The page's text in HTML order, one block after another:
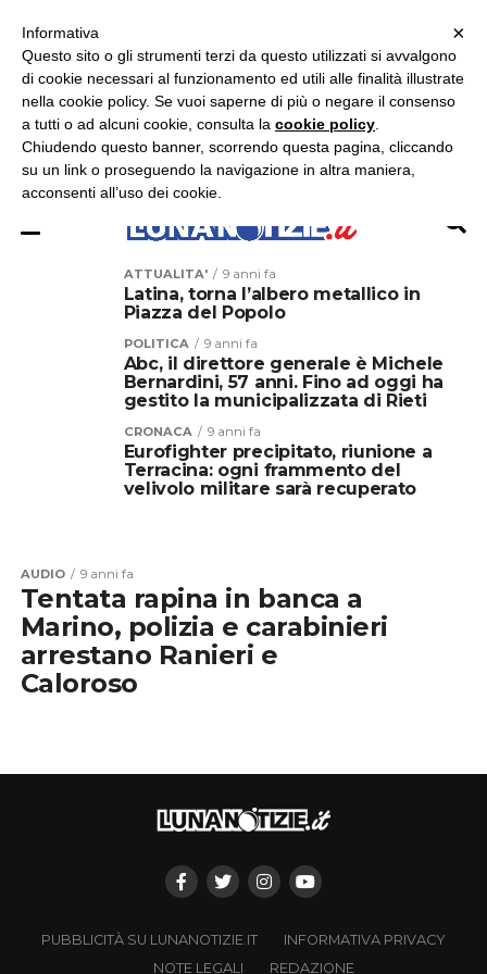
ASCOLTA RADIO LUNA
ATTUALITA' 9 anni fa
Latina, torna l’albero metallico in
Piazza del Popolo
POLITICA 9 anni fa
Abc, il direttore generale è Michele
Bernardini, 57 anni. Fino ad oggi ha
gestito la municipalizzata di Rieti
CRONACA 9 anni fa
Eurofighter precipitato, riunione a
Terracina: ogni frammento del
velivolo militare sarà recuperato
AUDIO 9 anni fa
Tentata rapina in banca a
Marino, polizia e carabinieri
arrestano Ranieri e
Caloroso
PUBBLICITÀ SU LUNANOTIZIE.IT
INFORMATIVA PRIVACY
NOTE LEGALI
REDAZIONE
×
×
Informativa
Questo sito o gli strumenti terzi da questo utilizzati si avvalgono
di cookie necessari al funzionamento ed utili alle finalità illustrate
nella cookie policy. Se vuoi saperne di più o negare il consenso
a tutti o ad alcuni cookie, consulta la cookie policy
Chiudendo questo banner, scorrendo questa pagina, cliccando
su un link o proseguendo la navigazione in altra maniera,
acconsenti all’uso dei cookie.